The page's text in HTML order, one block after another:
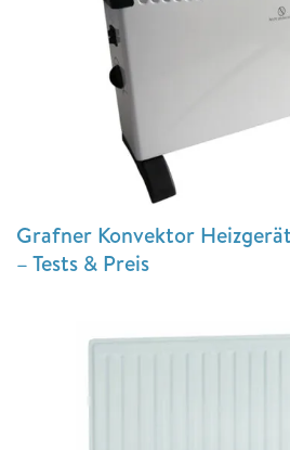
Grafner Konvektor
– Tests & Preis